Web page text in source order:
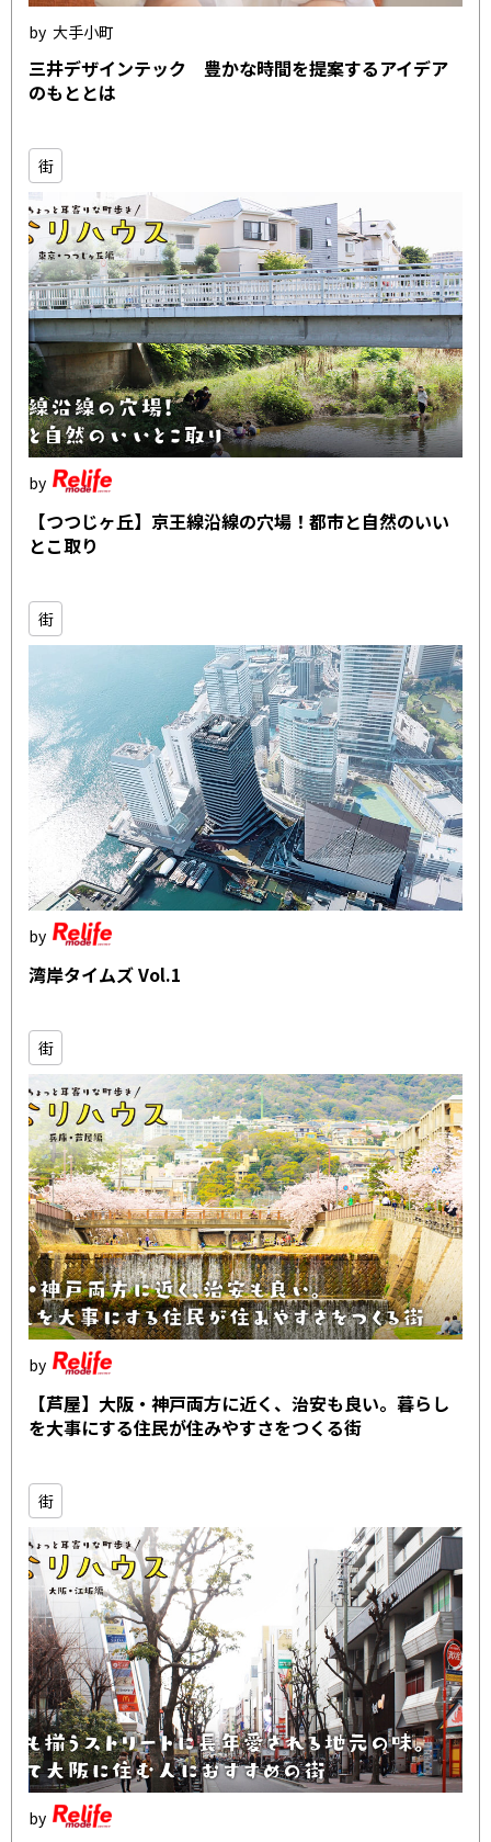
大手小町
三井デザインテック 豊かな時間を提案するアイデア
のもととは
街
【つつじヶ丘】京王線沿線の穴場！都市と自然のいい
とこ取り
街
湾岸タイムズ Vol.1
街
【芦屋】大阪・神戸両方に近く、治安も良い。暮らし
を大事にする住民が住みやすさをつくる街
街